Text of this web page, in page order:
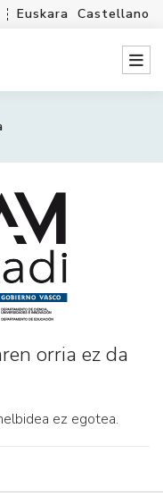
Euskara Castellano
orria ez da
ez egotea.